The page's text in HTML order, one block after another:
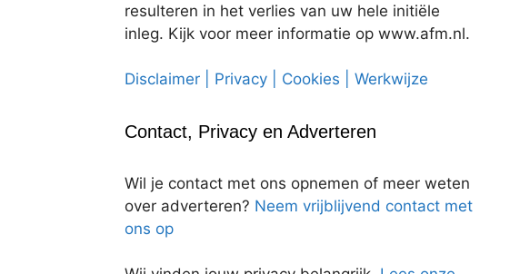
resulteren in het verlies van uw hele initiële
inleg. Kijk voor meer informatie op www.afm.nl.
Disclaimer | Privacy | Cookies | Werkwijze
Contact, Privacy en Adverteren
Wil je contact met ons opnemen of meer weten
over adverteren? Neem vrijblijvend contact met
ons op